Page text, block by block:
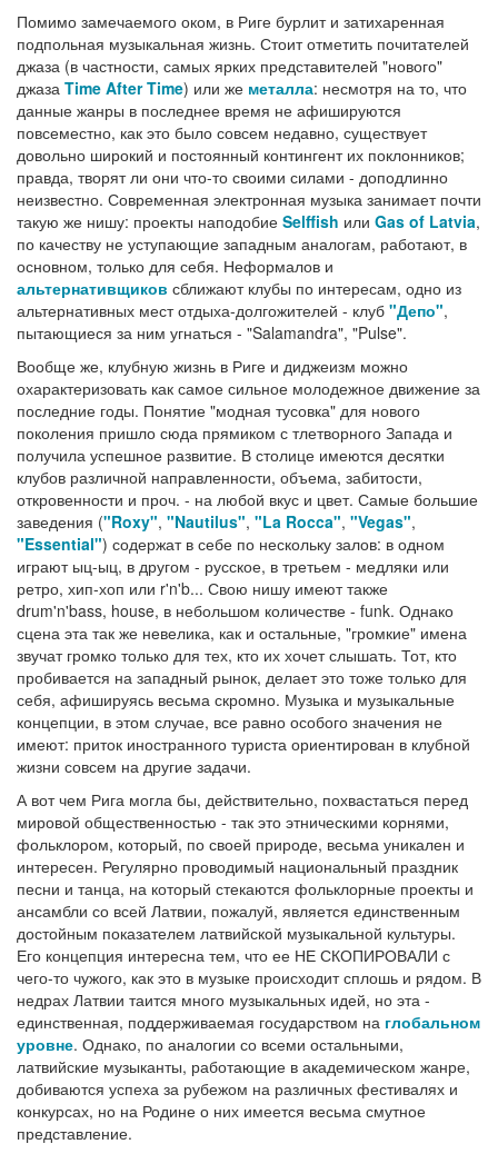
Помимо замечаемого оком, в Риге бурлит и затихаренная
подпольная музыкальная жизнь. Стоит отметить почитателей
джаза (в частности, самых ярких представителей "нового"
джаза Time After Time) или же металла: несмотря на то, что
данные жанры в последнее время не афишируются
повсеместно, как это было совсем недавно, существует
довольно широкий и постоянный контингент их поклонников;
правда, творят ли они что-то своими силами - доподлинно
неизвестно. Современная электронная музыка занимает почти
такую же нишу: проекты наподобие Selffish или Gas of Latvia,
по качеству не уступающие западным аналогам, работают, в
основном, только для себя. Неформалов и
альтернативщиков сближают клубы по интересам, одно из
альтернативных мест отдыха-долгожителей - клуб "Депо",
пытающиеся за ним угнаться - "Salamandra", "Pulse".
Вообще же, клубную жизнь в Риге и диджеизм можно
охарактеризовать как самое сильное молодежное движение за
последние годы. Понятие "модная тусовка" для нового
поколения пришло сюда прямиком с тлетворного Запада и
получила успешное развитие. В столице имеются десятки
клубов различной направленности, объема, забитости,
откровенности и проч. - на любой вкус и цвет. Самые большие
заведения ("Roxy", "Nautilus", "La Rocca", "Vegas",
"Essential") содержат в себе по нескольку залов: в одном
играют ыц-ыц, в другом - русское, в третьем - медляки или
ретро, хип-хоп или r'n'b... Свою нишу имеют также
drum'n'bass, house, в небольшом количестве - funk. Однако
сцена эта так же невелика, как и остальные, "громкие" имена
звучат громко только для тех, кто их хочет слышать. Тот, кто
пробивается на западный рынок, делает это тоже только для
себя, афишируясь весьма скромно. Музыка и музыкальные
концепции, в этом случае, все равно особого значения не
имеют: приток иностранного туриста ориентирован в клубной
жизни совсем на другие задачи.
А вот чем Рига могла бы, действительно, похвастаться перед
мировой общественностью - так это этническими корнями,
фольклором, который, по своей природе, весьма уникален и
интересен. Регулярно проводимый национальный праздник
песни и танца, на который стекаются фольклорные проекты и
ансамбли со всей Латвии, пожалуй, является единственным
достойным показателем латвийской музыкальной культуры.
Его концепция интересна тем, что ее НЕ СКОПИРОВАЛИ с
чего-то чужого, как это в музыке происходит сплошь и рядом. В
недрах Латвии таится много музыкальных идей, но эта -
единственная, поддерживаемая государством на глобальном
уровне. Однако, по аналогии со всеми остальными,
латвийские музыканты, работающие в академическом жанре,
добиваются успеха за рубежом на различных фестивалях и
конкурсах, но на Родине о них имеется весьма смутное
представление.